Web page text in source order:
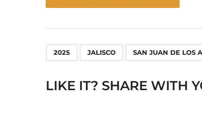
i
n
2025 JALISCO SAN JUAN DE LOS
LIKE IT? SHARE WITH